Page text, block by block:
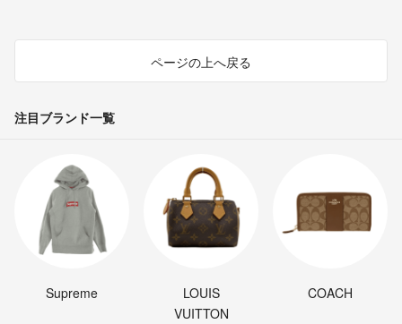
ページの上へ戻る
注目ブランド一覧
Supreme
LOUIS
VUITTON
COACH